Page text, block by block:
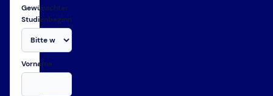
Gewünschter
Studienbeginn
Vorname